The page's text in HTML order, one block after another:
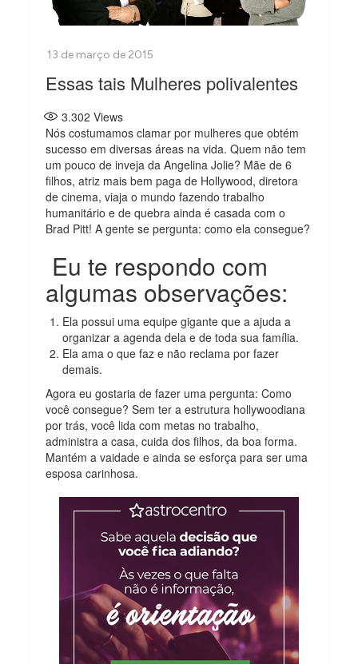
Essas tais Mulheres polivalentes
3.302 Views
Nós costumamos clamar por mulheres que obtém
sucesso em diversas áreas na vida. Quem não tem
um pouco de inveja da Angelina Jolie? Mãe de 6
filhos, atriz mais bem paga de Hollywood, diretora
de cinema, viaja o mundo fazendo trabalho
humanitário e de quebra ainda é casada com o
Brad Pitt! A gente se pergunta: como ela consegue?
Eu te respondo com
algumas observações:
Ela possui uma equipe gigante que a ajuda a
organizar a agenda dela e de toda sua família.
Ela ama o que faz e não reclama por fazer
demais.
Agora eu gostaria de fazer uma pergunta: Como
você consegue? Sem ter a estrutura hollywoodiana
por trás, você lida com metas no trabalho,
administra a casa, cuida dos filhos, da boa forma.
Mantém a vaidade e ainda se esforça para ser uma
esposa carinhosa.